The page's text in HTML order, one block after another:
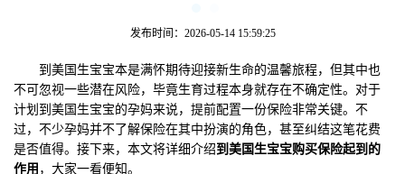
发布时间：2026-05-14 15:59:25
到美国生宝宝本是满怀期待迎接新生命的温馨旅程，但其中也
不可忽视一些潜在风险，毕竟生育过程本身就存在不确定性。对于
计划到美国生宝宝的孕妈来说，提前配置一份保险非常关键。不
过，不少孕妈并不了解保险在其中扮演的角色，甚至纠结这笔花费
是否值得。接下来，本文将详细介绍到美国生宝宝购买保险起到的
作用 ，大家一看便知。